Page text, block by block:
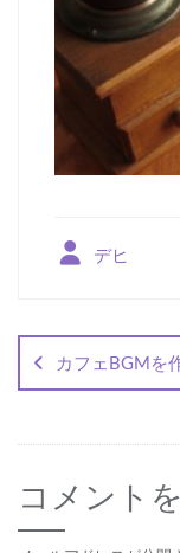
デヒ
稿
ナ
ビ
ゲ
ー
カフェBGMを
コメント